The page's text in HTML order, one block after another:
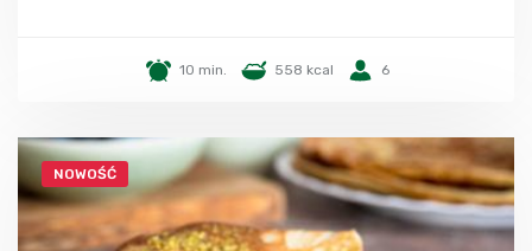
10 min. 558 kcal 6
NOWOŚĆ